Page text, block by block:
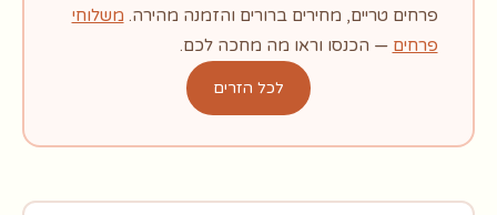
פרחים טריים, מחירים ברורים והזמנה מהירה. משלוחי
פרחים — הכנסו וראו מה מחכה לכם.
לכל הזרים